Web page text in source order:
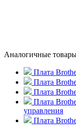
Аналогичные
Плата
Плата
Плата
Плата
управления
Плата